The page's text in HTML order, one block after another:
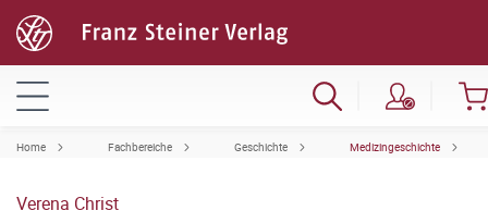
Home Fachbereiche Geschichte Medizingeschichte
Verena Christ